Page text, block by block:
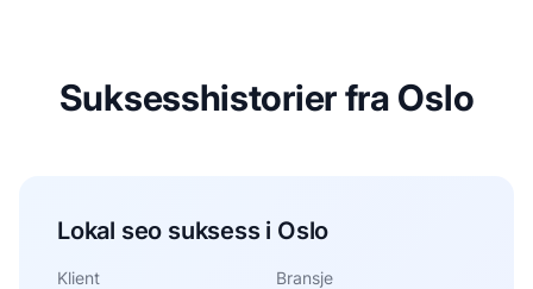
Suksesshistorier fra Oslo
Lokal seo suksess i Oslo
Klient Bransje